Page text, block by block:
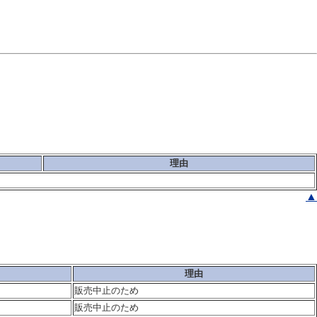
理由
▲
理由
販売中止のため
販売中止のため